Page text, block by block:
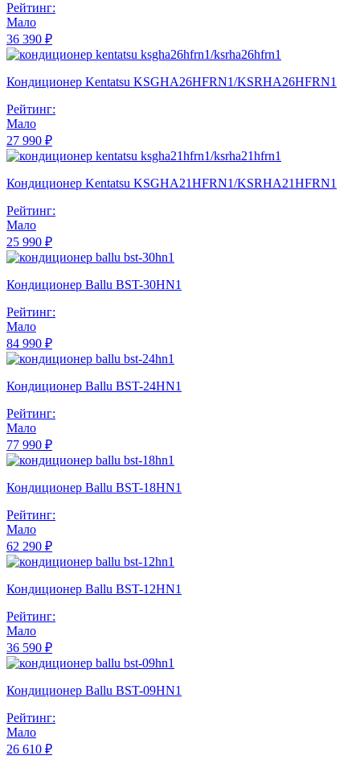
Рейтинг:
Мало
36 390 ₽
Кондиционер Kentatsu KSGHA26HFRN1/KSRHA26HFRN1
Рейтинг:
Мало
27 990 ₽
Кондиционер Kentatsu KSGHA21HFRN1/KSRHA21HFRN1
Рейтинг:
Мало
25 990 ₽
Кондиционер Ballu BST-30HN1
Рейтинг:
Мало
84 990 ₽
Кондиционер Ballu BST-24HN1
Рейтинг:
Мало
77 990 ₽
Кондиционер Ballu BST-18HN1
Рейтинг:
Мало
62 290 ₽
Кондиционер Ballu BST-12HN1
Рейтинг:
Мало
36 590 ₽
Кондиционер Ballu BST-09HN1
Рейтинг:
Мало
26 610 ₽